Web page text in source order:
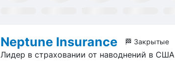
Tron Staking Fund
Neptune Insurance 🏁 Закрытые
Лидер в страховании от наводнений в США